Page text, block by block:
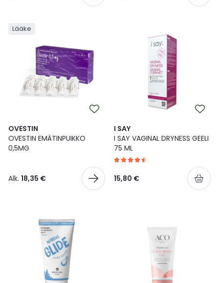
Lääke
OVESTIN
OVESTIN EMÄTINPUIKKO
0,5MG
Alk. 18,35 €
I SAY
I SAY VAGINAL DRYNESS GEELI
75 ML
15,80 €